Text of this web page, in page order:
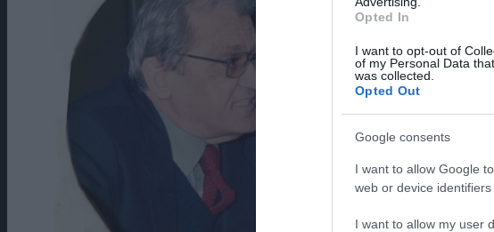
Opted In
I want to opt-out of
of my Personal Data
was collected.
Opted Out
Google consents
I want to allow Google
web or device identifiers
I want to allow my user